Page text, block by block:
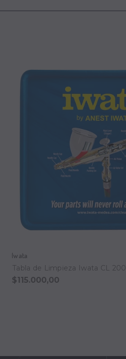
Iwata
Tabla de Limpieza Iwata CL 200
$115.000,00